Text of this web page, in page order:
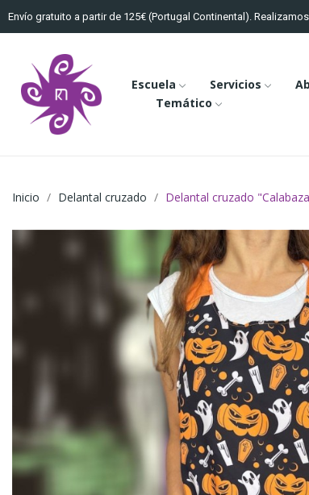
Envío gratuito a partir de 125€ (Portugal Continental).
Escuela Servicios
Temático
Inicio Delantal cruzado Delantal cruzado